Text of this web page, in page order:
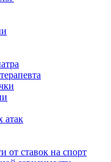
атак
от ставок на спорт